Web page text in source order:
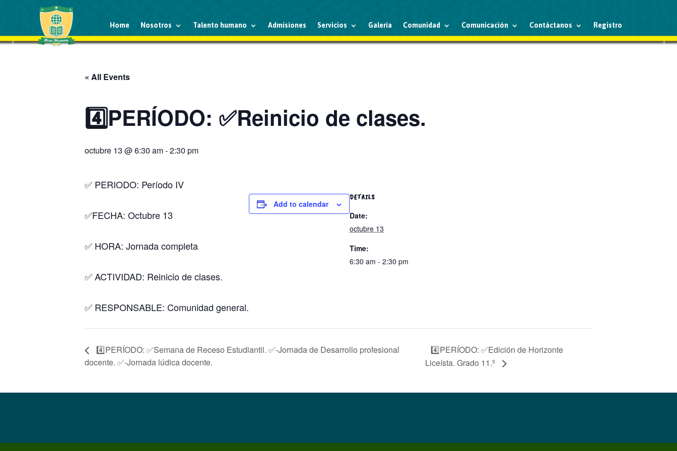
Home Nosotros Talento humano Admisiones Servicios Galería Comunidad Comunicación Contáctanos Registro
« All Events
4️⃣PERÍODO: ✅Reinicio de clases.
octubre 13 @ 6:30 am-2:30 pm
✅ PERIODO: Período IV
✅FECHA: Octubre 13
✅ HORA: Jornada completa
✅ ACTIVIDAD: Reinicio de clases.
✅ RESPONSABLE: Comunidad general.
Add to calendar
DETAILS
Date:
octubre 13
Time:
6:30 am - 2:30 pm
4️⃣PERÍODO: ✅Semana de Receso Estudiantil. ✅-Jornada de Desarrollo profesional
docente. ✅-Jornada lúdica docente.
4️⃣PERÍODO: ✅Edición de Horizonte
Liceísta. Grado 11.º